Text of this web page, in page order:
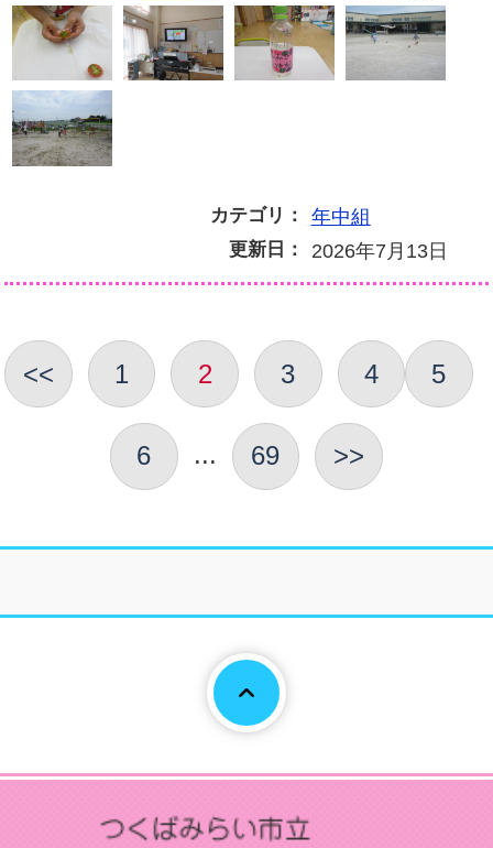
カテゴリ： 年中組
更新日： 2026年7月13日
<< 1 2 3 4 5
6 ... 69 >>